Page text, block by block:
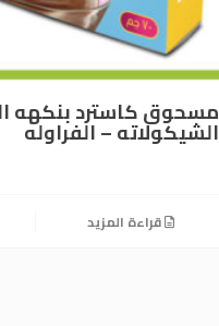
مسحوق كاسترد بنكهه
الشيكولاته – الفراوله
قراءة المزيد